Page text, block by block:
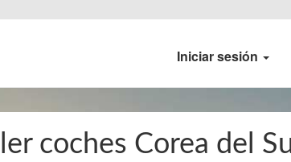
Iniciar sesión
coches Corea del